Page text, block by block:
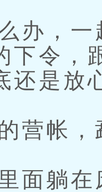
，一
下令，
还是放
营帐，
躺在